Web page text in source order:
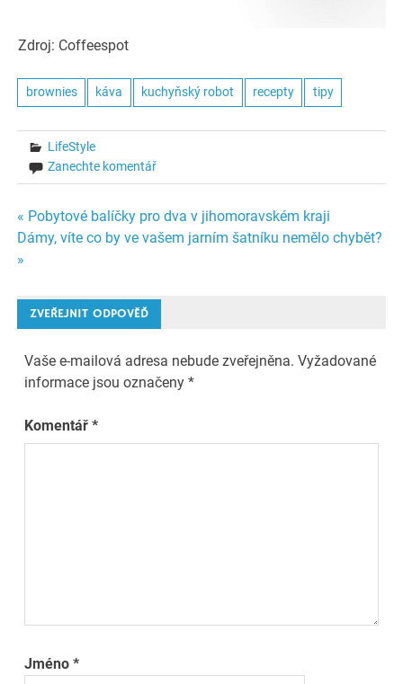
Zdroj: Coffeespot
brownies káva kuchyňský robot recepty tipy
LifeStyle
Zanechte komentář
Navigace
pro
příspěvek
« Pobytové balíčky pro dva v jihomoravském kraji
Dámy, víte co by ve vašem jarním šatníku nemělo chybět?
»
ZVEŘEJNIT ODPOVĚĎ
Vaše e-mailová adresa nebude zveřejněna. Vyžadované
informace jsou označeny*
Komentář*
Jméno*